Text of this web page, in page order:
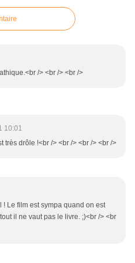
/> <br /> <br />
10:01
très drôle !<br /> <br /> <br /> <br />
! Le film est sympa quand on est
il ne vaut pas le livre. ;)<br /> <br